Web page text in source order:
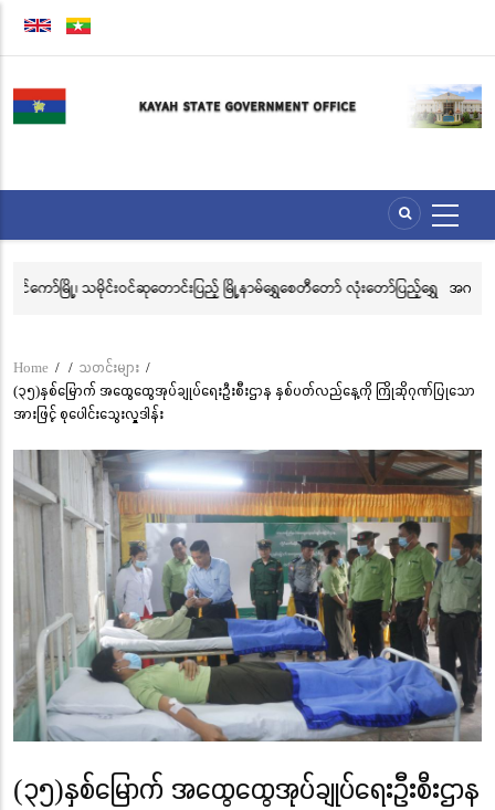
Skip
content
ရွှေ အဂတိလိုက်စားမှုတိုက်ဖျက်ရေး အသိပညာပေးဆိုင်ရာ ပိုစတာ၊ ပန်းချီနှင့်
Breadcrumb
Home / / သတင်းများ /
(၃၅)နှစ်မြောက် အထွေထွေအုပ်ချုပ်ရေးဦးစီးဌာန နှစ်ပတ်လည်နေ့ကို ကြိုဆိုဂုဏ်ပြုသော
အားဖြင့် စုပေါင်းသွေးလှူဒါန်း
(၃၅)နှစ်မြောက် အထွေထွေအုပ်ချုပ်ရေးဦးစီးဌာန